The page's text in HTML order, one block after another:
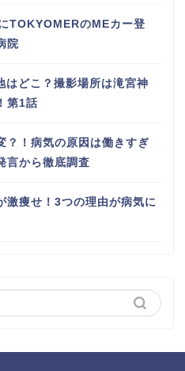
TOKYOMERのMEカー登
院
はどこ？撮影場所は滝宮神
第1話
？！病気の原因は働きすぎ
言から徹底調査
激痩せ！3つの理由が病気に